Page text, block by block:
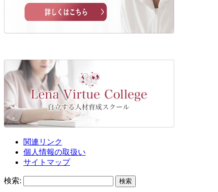
関連リンク
個人情報の取扱い
サイトマップ
検索: